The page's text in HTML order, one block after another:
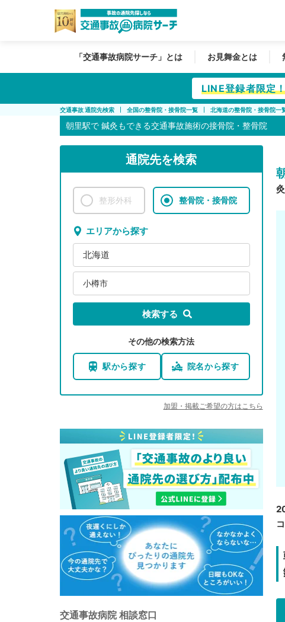
「交通事故病院サーチ」とは お見舞金とは
LINE登録者限定
交通事故 通院先検索 全国の整骨院・接骨院一覧 北海道の整骨院・接骨院一
朝里駅で 鍼灸もできる交通事故施術の接骨院・整骨院
通院先を検索
整形外科 整骨院・接骨院
エリアから探す
北海道
小樽市
検索する
その他の検索方法
駅から探す 院名から探す
加盟・掲載ご希望の方はこちら
交通事故病院 相談窓口